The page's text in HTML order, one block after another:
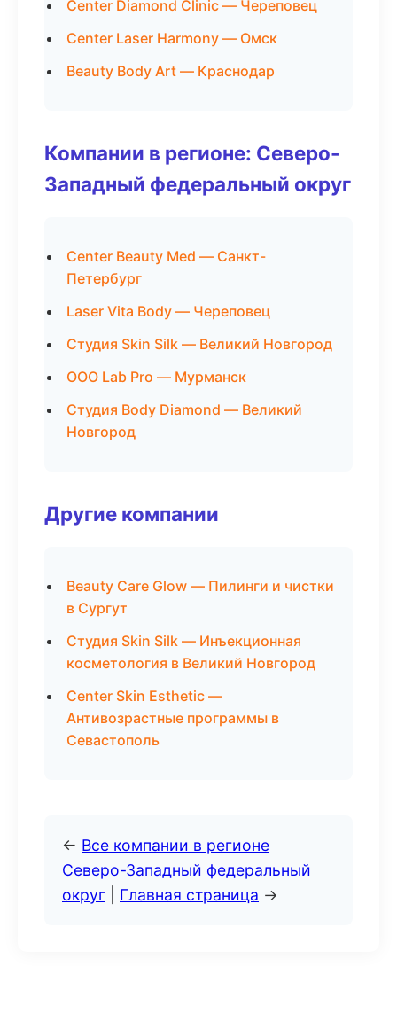
Center Diamond Clinic — Череповец
Center Laser Harmony — Омск
Beauty Body Art — Краснодар
Компании в регионе: Северо-
Западный федеральный округ
Center Beauty Med — Санкт-
Петербург
Laser Vita Body — Череповец
Студия Skin Silk — Великий Новгород
ООО Lab Pro — Мурманск
Студия Body Diamond — Великий
Новгород
Другие компании
Beauty Care Glow — Пилинги и чистки
в Сургут
Студия Skin Silk — Инъекционная
косметология в Великий Новгород
Center Skin Esthetic —
Антивозрастные программы в
Севастополь
← Все компании в регионе
Северо-Западный федеральный
округ
Главная страница →